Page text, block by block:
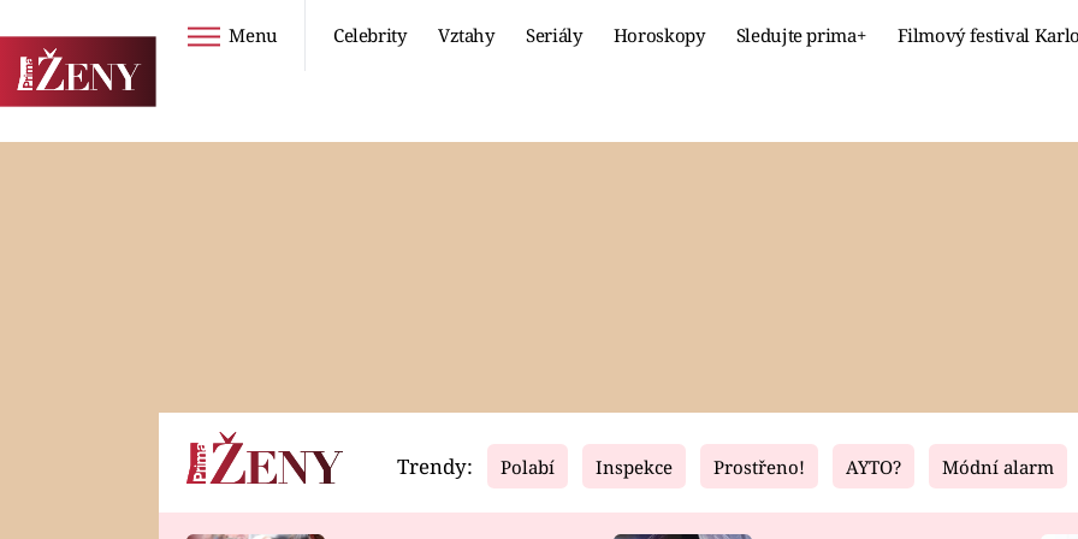
Menu Celebrity Vztahy Seriály Horoskopy Sledujte prima+ Filmový festival
Horoskopy Video Fresh Living
Trendy: Polabí Inspekce Prostřeno! AYTO? Módní alarm